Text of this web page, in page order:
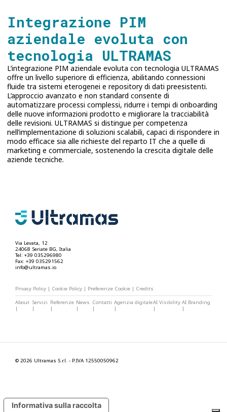
Integrazione PIM
aziendale evoluta con
tecnologia ULTRAMAS
L’integrazione PIM aziendale evoluta con tecnologia ULTRAMAS
offre un livello superiore di efficienza, abilitando connessioni
fluide tra sistemi eterogenei e repository di dati preesistenti.
L’approccio avanzato e non standard consente di
automatizzare processi complessi, ridurre i tempi di onboarding
delle nuove informazioni prodotto e migliorare la tracciabilità
delle revisioni. ULTRAMAS si distingue per competenza
nell’implementazione di soluzioni scalabili, capaci di rispondere in
modo efficace sia alle richieste del reparto IT che a quelle di
marketing e commerciale, sostenendo la crescita digitale delle
aziende tecniche.
Via Levata, 12
24068 Seriate BG, Italia
Tel: +39 035296980
Fax: +39 035291562
info@ultramas.io
Privacy Policy | Cookie Policy | Preferenze Cookie | Credits
About
|
Servizi
|
Referenze
|
News
|
Contatti
|
Agenzia digitale
|
AI Visibility
|
AI Branding
|
© 2026 Ultramas S.r.l. - P.IVA 12550050962
Informativa sulla raccolta